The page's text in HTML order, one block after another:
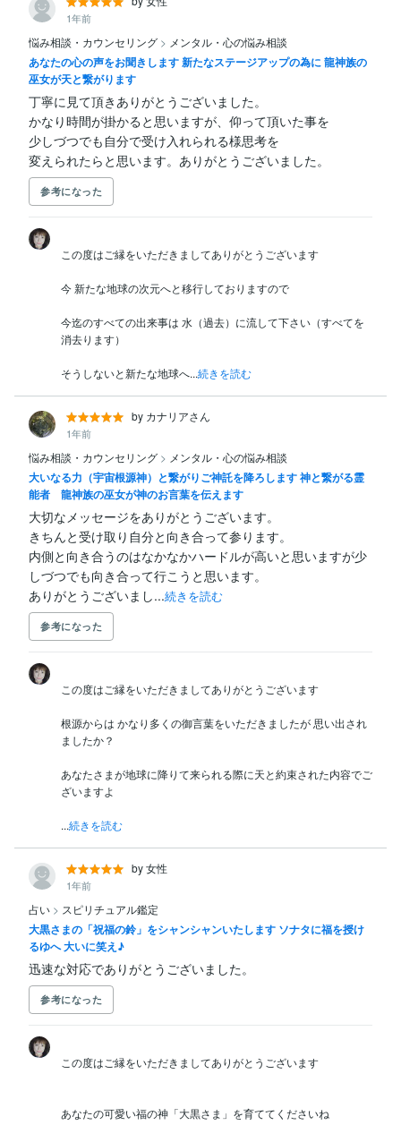
1年前
悩み相談・カウンセリング > メンタル・心の悩み相談
あなたの心の声をお聞きします 新たなステージアップの為に 龍神族の
巫女が天と繋がります
丁寧に見て頂きありがとうございました。
かなり時間が掛かると思いますが、仰って頂いた事を
少しづつでも自分で受け入れられる様思考を
変えられたらと思います。ありがとうございました。
参考になった
この度はご縁をいただきましてありがとうございます
今 新たな地球の次元へと移行しておりますので
今迄のすべての出来事は 水（過去）に流して下さい（すべてを
消去ります）
そうしないと新たな地球へ...続きを読む
by カナリアさん
1年前
悩み相談・カウンセリング > メンタル・心の悩み相談
大いなる力（宇宙根源神）と繋がりご神託を降ろします 神と繋がる霊
能者 龍神族の巫女が神のお言葉を伝えます
大切なメッセージをありがとうございます。
きちんと受け取り自分と向き合って参ります。
内側と向き合うのはなかなかハードルが高いと思いますが少
しづつでも向き合って行こうと思います。
ありがとうございまし...続きを読む
参考になった
この度はご縁をいただきましてありがとうございます
根源からは かなり多くの御言葉をいただきましたが 思い出され
ましたか？
あなたさまが地球に降りて来られる際に天と約束された内容でご
ざいますよ
...続きを読む
by 女性
1年前
占い > スピリチュアル鑑定
大黒さまの「祝福の鈴」をシャンシャンいたします ソナタに福を授け
るゆへ 大いに笑え♪
迅速な対応でありがとうございました。
参考になった
この度はご縁をいただきましてありがとうございます
あなたの可愛い福の神「大黒さま」を育ててくださいね